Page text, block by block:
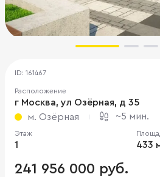
ID: 161467
Расположение
г Москва, ул Озёрная, д 35
м. Озёрная
~5 мин.
Этаж
1 433
241 956 000 руб.